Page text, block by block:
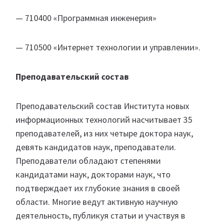
— 710400 «Программная инженерия»
— 710500 «Интернет технологии и управлении».
Преподавательский состав
Преподавательский состав Института новых
информационных технологий насчитывает 35
преподавателей, из них четыре доктора наук,
девять кандидатов наук, преподаватели.
Преподаватели обладают степенями
кандидатами наук, докторами наук, что
подтверждает их глубокие знания в своей
области. Многие ведут активную научную
деятельность, публикуя статьи и участвуя в